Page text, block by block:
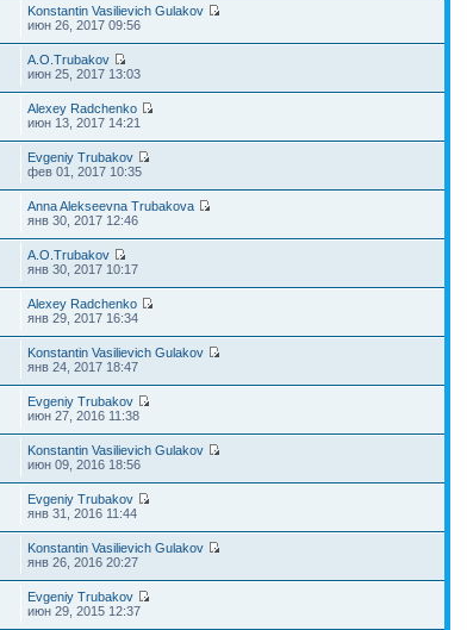
Konstantin Vasilievich Gulakov
июн 26, 2017 09:56
A.O.Trubakov
июн 25, 2017 13:03
Alexey Radchenko
июн 13, 2017 14:21
Evgeniy Trubakov
фев 01, 2017 10:35
Anna Alekseevna Trubakova
янв 30, 2017 12:46
A.O.Trubakov
янв 30, 2017 10:17
Alexey Radchenko
янв 29, 2017 16:34
Konstantin Vasilievich Gulakov
янв 24, 2017 18:47
Evgeniy Trubakov
июн 27, 2016 11:38
Konstantin Vasilievich Gulakov
июн 09, 2016 18:56
Evgeniy Trubakov
янв 31, 2016 11:44
Konstantin Vasilievich Gulakov
янв 26, 2016 20:27
Evgeniy Trubakov
июн 29, 2015 12:37